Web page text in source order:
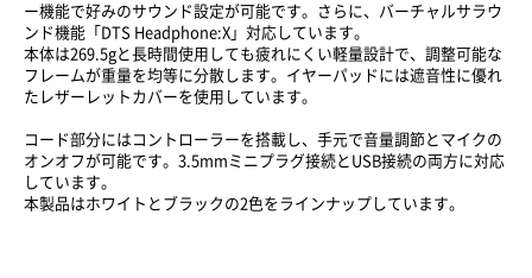
ー機能で好みのサウンド設定が可能です。さらに、バーチャルサラウ
ンド機能「DTS Headphone:X」対応しています。
本体は269.5gと長時間使用しても疲れにくい軽量設計で、調整可能な
フレームが重量を均等に分散します。イヤーパッドには遮音性に優れ
たレザーレットカバーを使用しています。
コード部分にはコントローラーを搭載し、手元で音量調節とマイクの
オンオフが可能です。3.5mmミニプラグ接続とUSB接続の両方に対応
しています。
本製品はホワイトとブラックの2色をラインナップしています。